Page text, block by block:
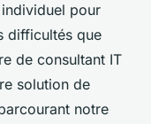
individuel pour
difficultés que
de consultant IT
solution de
notre